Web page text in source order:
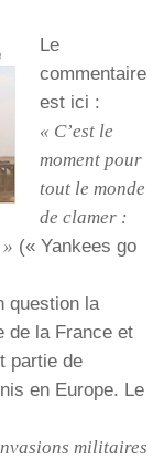
Le
commentaire
est ici :
« C’est le
moment pour
tout le monde
de clamer :
(« Yankees go
question la
de la France et
partie de
en Europe. Le
militaires